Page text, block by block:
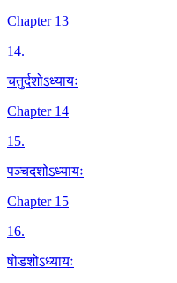
Chapter 13
14.
चतुर्दशोऽध्यायः
Chapter 14
15.
पञ्चदशोऽध्यायः
Chapter 15
16.
षोडशोऽध्यायः